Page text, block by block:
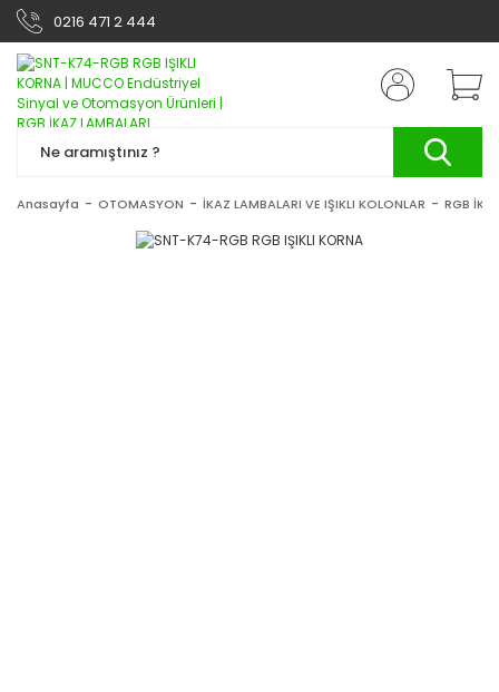
0216 471 2 444
Anasayfa OTOMASYON İKAZ LAMBALARI VE IŞIKLI KOLONLAR RGB